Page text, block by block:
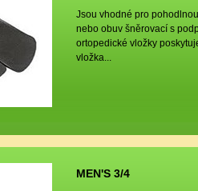
Jsou vhodné pro
nebo obuv šněrovací s
ortopedické vložky
vložka...
MEN'S 3/4